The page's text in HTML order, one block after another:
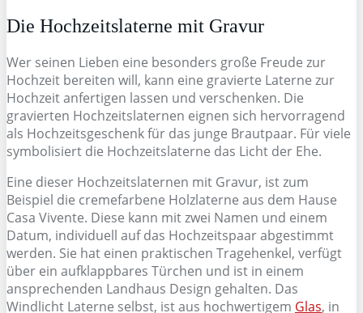
Die Hochzeitslaterne mit Gravur
Wer seinen Lieben eine besonders große Freude zur
Hochzeit bereiten will, kann eine gravierte Laterne zur
Hochzeit anfertigen lassen und verschenken. Die
gravierten Hochzeitslaternen eignen sich hervorragend
als Hochzeitsgeschenk für das junge Brautpaar. Für viele
symbolisiert die Hochzeitslaterne das Licht der Ehe.
Eine dieser Hochzeitslaternen mit Gravur, ist zum
Beispiel die cremefarbene Holzlaterne aus dem Hause
Casa Vivente. Diese kann mit zwei Namen und einem
Datum, individuell auf das Hochzeitspaar abgestimmt
werden. Sie hat einen praktischen Tragehenkel, verfügt
über ein aufklappbares Türchen und ist in einem
ansprechenden Landhaus Design gehalten. Das
Windlicht Laterne selbst, ist aus hochwertigem Glas, in